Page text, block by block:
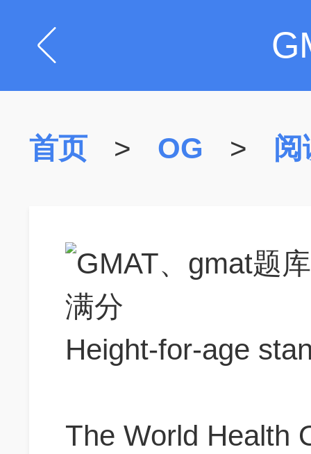
首页 > OG > 阅
Height-for-age
The World Health